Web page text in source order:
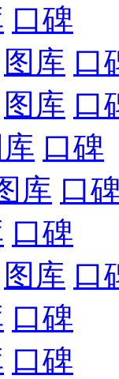
口碑
图库 口
图库 口
口碑
库 口
口碑
图库 口
口碑
口碑